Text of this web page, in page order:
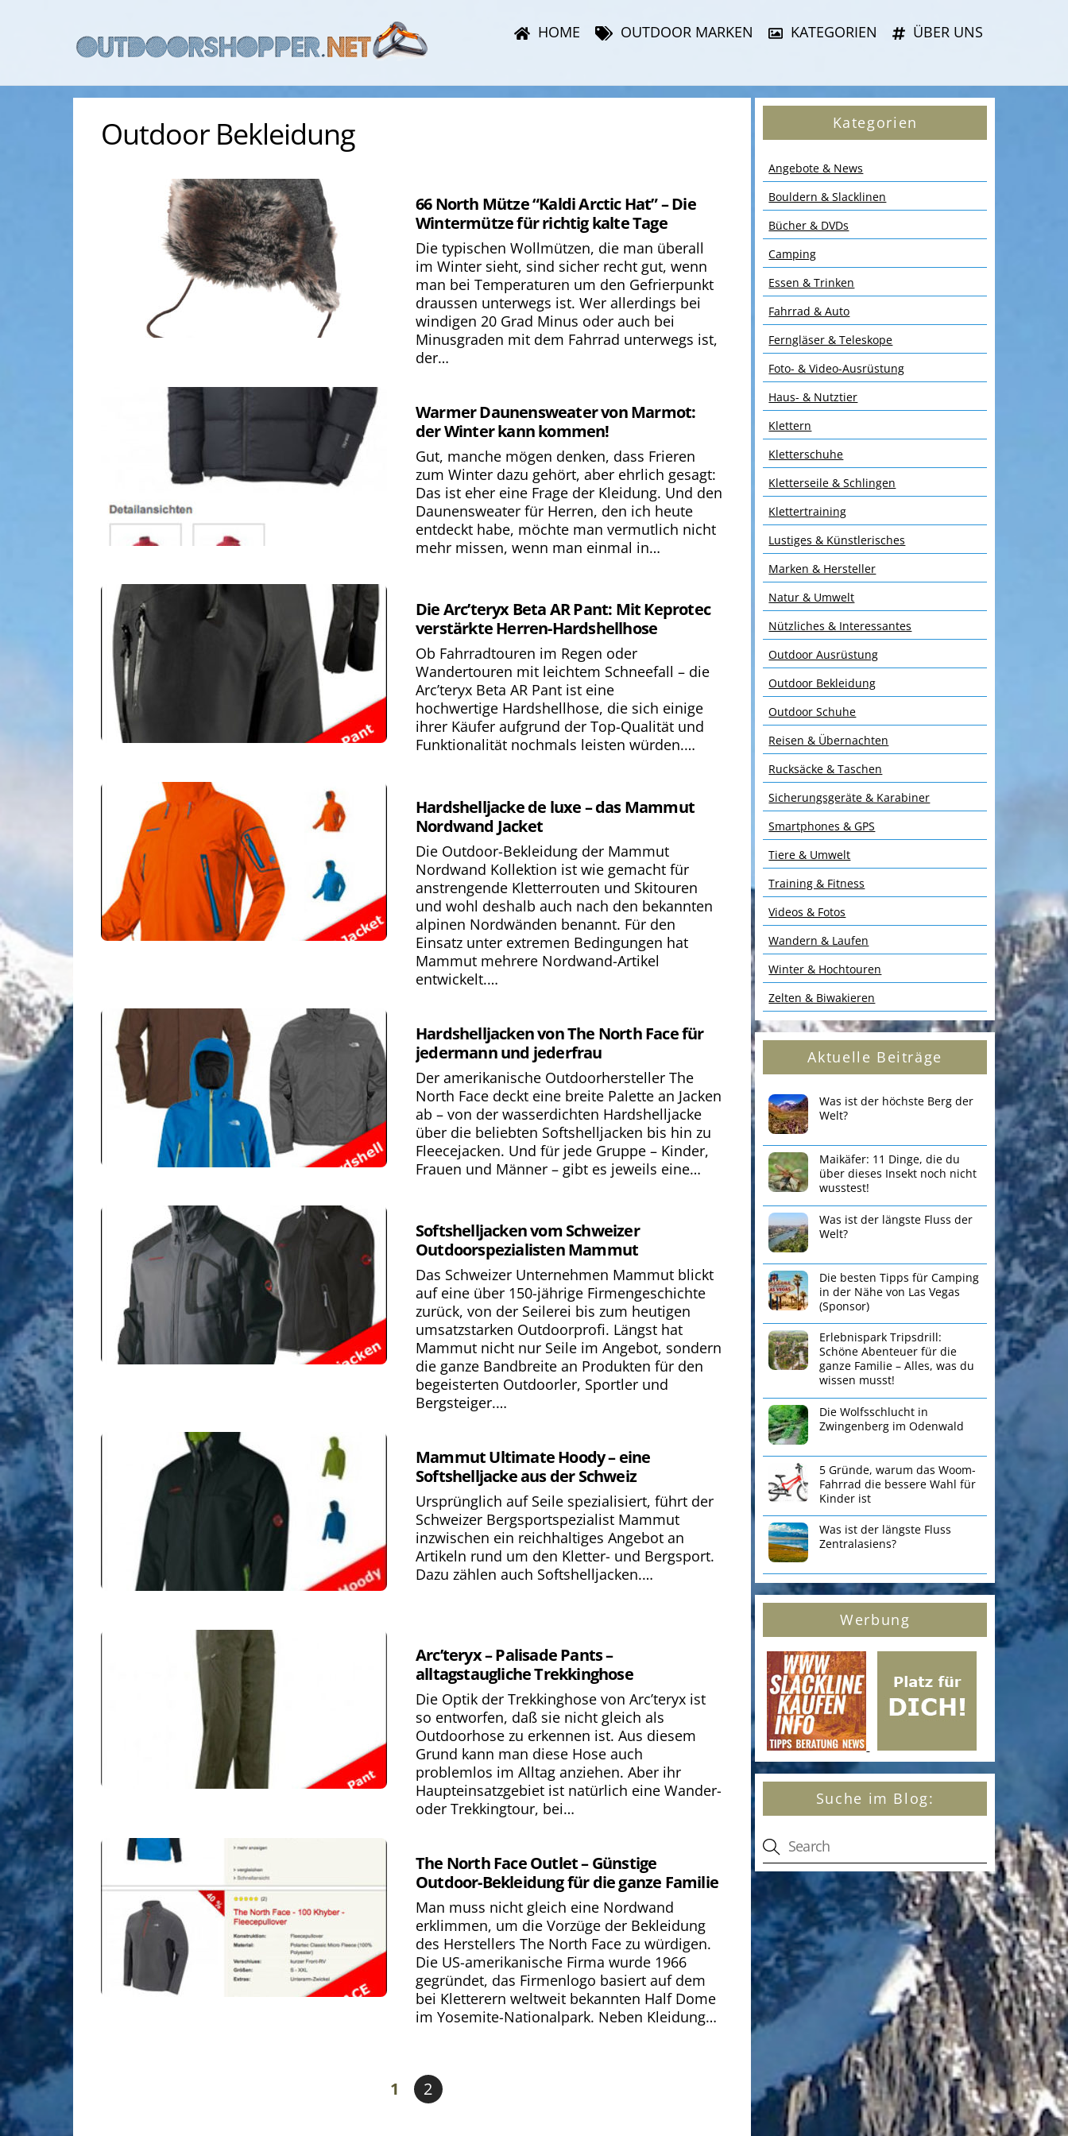
HOME OUTDOOR MARKEN KATEGORIEN ÜBER UNS
Outdoor Bekleidung
66 North Mütze “Kaldi Arctic Hat” – Die
Wintermütze für richtig kalte Tage
Die typischen Wollmützen, die man überall
im Winter sieht, sind sicher recht gut, wenn
man bei Temperaturen um den Gefrierpunkt
draussen unterwegs ist. Wer allerdings bei
windigen 20 Grad Minus oder auch bei
Minusgraden mit dem Fahrrad unterwegs ist,
der…
Warmer Daunensweater von Marmot:
der Winter kann kommen!
Gut, manche mögen denken, dass Frieren
zum Winter dazu gehört, aber ehrlich gesagt:
Das ist eher eine Frage der Kleidung. Und den
Daunensweater für Herren, den ich heute
entdeckt habe, möchte man vermutlich nicht
mehr missen, wenn man einmal in…
Die Arc’teryx Beta AR Pant: Mit Keprotec
verstärkte Herren-Hardshellhose
Ob Fahrradtouren im Regen oder
Wandertouren mit leichtem Schneefall – die
Arc’teryx Beta AR Pant ist eine
hochwertige Hardshellhose, die sich einige
ihrer Käufer aufgrund der Top-Qualität und
Funktionalität nochmals leisten würden.…
Hardshelljacke de luxe – das Mammut
Nordwand Jacket
Die Outdoor-Bekleidung der Mammut
Nordwand Kollektion ist wie gemacht für
anstrengende Kletterrouten und Skitouren
und wohl deshalb auch nach den bekannten
alpinen Nordwänden benannt. Für den
Einsatz unter extremen Bedingungen hat
Mammut mehrere Nordwand-Artikel
entwickelt.…
Hardshelljacken von The North Face für
jedermann und jederfrau
Der amerikanische Outdoorhersteller The
North Face deckt eine breite Palette an Jacken
ab – von der wasserdichten Hardshelljacke
über die beliebten Softshelljacken bis hin zu
Fleecejacken. Und für jede Gruppe – Kinder,
Frauen und Männer – gibt es jeweils eine…
Softshelljacken vom Schweizer
Outdoorspezialisten Mammut
Das Schweizer Unternehmen Mammut blickt
auf eine über 150-jährige Firmengeschichte
zurück, von der Seilerei bis zum heutigen
umsatzstarken Outdoorprofi. Längst hat
Mammut nicht nur Seile im Angebot, sondern
die ganze Bandbreite an Produkten für den
begeisterten Outdoorler, Sportler und
Bergsteiger.…
Mammut Ultimate Hoody – eine
Softshelljacke aus der Schweiz
Ursprünglich auf Seile spezialisiert, führt der
Schweizer Bergsportspezialist Mammut
inzwischen ein reichhaltiges Angebot an
Artikeln rund um den Kletter- und Bergsport.
Dazu zählen auch Softshelljacken.…
Arc’teryx – Palisade Pants –
alltagstaugliche Trekkinghose
Die Optik der Trekkinghose von Arc’teryx ist
so entworfen, daß sie nicht gleich als
Outdoorhose zu erkennen ist. Aus diesem
Grund kann man diese Hose auch
problemlos im Alltag anziehen. Aber ihr
Haupteinsatzgebiet ist natürlich eine Wander-
oder Trekkingtour, bei…
The North Face Outlet – Günstige
Outdoor-Bekleidung für die ganze Familie
Man muss nicht gleich eine Nordwand
erklimmen, um die Vorzüge der Bekleidung
des Herstellers The North Face zu würdigen.
Die US-amerikanische Firma wurde 1966
gegründet, das Firmenlogo basiert auf dem
bei Kletterern weltweit bekannten Half Dome
im Yosemite-Nationalpark. Neben Kleidung…
1 2
Kategorien
Angebote & News
Bouldern & Slacklinen
Bücher & DVDs
Camping
Essen & Trinken
Fahrrad & Auto
Ferngläser & Teleskope
Foto- & Video-Ausrüstung
Haus- & Nutztier
Klettern
Kletterschuhe
Kletterseile & Schlingen
Klettertraining
Lustiges & Künstlerisches
Marken & Hersteller
Natur & Umwelt
Nützliches & Interessantes
Outdoor Ausrüstung
Outdoor Bekleidung
Outdoor Schuhe
Reisen & Übernachten
Rucksäcke & Taschen
Sicherungsgeräte & Karabiner
Smartphones & GPS
Tiere & Umwelt
Training & Fitness
Videos & Fotos
Wandern & Laufen
Winter & Hochtouren
Zelten & Biwakieren
Aktuelle Beiträge
Was ist der höchste Berg der
Welt?
Maikäfer: 11 Dinge, die du
über dieses Insekt noch nicht
wusstest!
Was ist der längste Fluss der
Welt?
Die besten Tipps für Camping
in der Nähe von Las Vegas
(Sponsor)
Erlebnispark Tripsdrill:
Schöne Abenteuer für die
ganze Familie – Alles, was du
wissen musst!
Die Wolfsschlucht in
Zwingenberg im Odenwald
5 Gründe, warum das Woom-
Fahrrad die bessere Wahl für
Kinder ist
Was ist der längste Fluss
Zentralasiens?
Werbung
Suche im Blog: